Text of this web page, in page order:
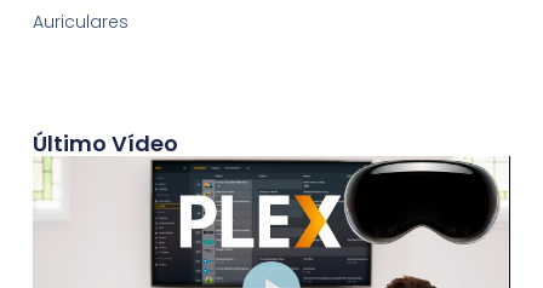
Auriculares
Último Vídeo